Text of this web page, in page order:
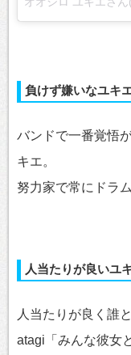
負けず嫌いなユキ
バンドで一番覚悟
キエ。
努力家で常にドラ
人当たりが良いユ
人当たりが良く誰
atagi「みんな彼女